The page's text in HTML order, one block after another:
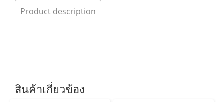
Product description
สินค้าเกี่ยวข้อง